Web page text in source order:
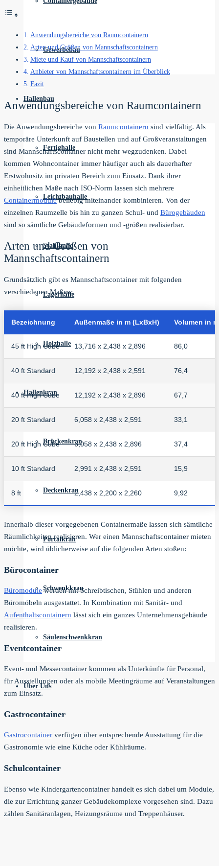
Gewerbebau
Hallenbau
Fertighalle
Leichtbauhalle
Stahlhalle
Lagerhalle
Holzhalle
Hallenkran
Brückenkran
Deckenkran
Portalkran
Schwenkkran
Säulenschwenkkran
Über Uns
Anwendungsbereiche von Raumcontainern
Arten und Größen von Mannschaftscontainern
Miete und Kauf von Mannschaftscontainern
Anbieter von Mannschaftscontainern im Überblick
Fazit
Anwendungsbereiche von Raumcontainern
Die Anwendungsbereiche von Raumcontainern sind vielfältig. Als
temporäre Unterkunft auf Baustellen und auf Großveranstaltungen
sind Mannschaftscontainer nicht mehr wegzudenken. Dabei
kommen Wohncontainer immer häufiger auch als dauerhafter
Erstwohnsitz im privaten Bereich zum Einsatz. Dank ihrer
einheitlichen Maße nach ISO-Norm lassen sich mehrere
Containermodulebeliebig miteinander kombinieren. Von der
einzelnen Raumzelle bis hin zu ganzen Schul- und Bürogebäuden
sind so sämtliche Gebäudeformen und -größen realisierbar.
Arten und Größen von
Mannschaftscontainern
Grundsätzlich gibt es Mannschaftscontainer mit folgenden
verschiedenen Maßen:
Bezeichnung Außenmaße in m (LxBxH) Volumen in
45 ft High Cube 13,716 x 2,438 x 2,896 86,0
40 ft Standard 12,192 x 2,438 x 2,591 76,4
40 ft High Cube 12,192 x 2,438 x 2,896 67,7
20 ft Standard 6,058 x 2,438 x 2,591 33,1
20 ft High Cube 6,058 x 2,438 x 2,896 37,4
10 ft Standard 2,991 x 2,438 x 2,591 15,9
8 ft 2,438 x 2,200 x 2,260 9,92
Innerhalb dieser vorgegebenen Containermaße lassen sich sämtliche
Räumlichkeiten realisieren. Wer einen Mannschaftscontainer mieten
möchte, wird üblicherweise auf die folgenden Arten stoßen:
Bürocontainer
Büromodulewerden mit Schreibtischen, Stühlen und anderen
Büromöbeln ausgestattet. In Kombination mit Sanitär- und
Aufenthaltscontainern lässt sich ein ganzes Unternehmensgebäude
realisieren.
Eventcontainer
Event- und Messecontainer kommen als Unterkünfte für Personal,
für Ausstellungen oder als mobile Meetingräume auf Veranstaltungen
zum Einsatz.
Gastrocontainer
Gastrocontainer verfügen über entsprechende Ausstattung für die
Gastronomie wie eine Küche oder Kühlräume.
Schulcontainer
Ebenso wie Kindergartencontainer handelt es sich dabei um Module,
die zur Errichtung ganzer Gebäudekomplexe vorgesehen sind. Dazu
zählen Sanitäranlagen, Heizungsräume und Treppenhäuser.